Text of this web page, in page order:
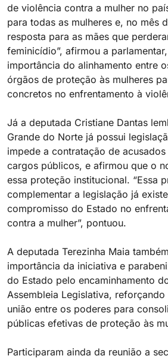
de violência contra a mulher no
para todas as mulheres e, no mês
resposta para as mães que
feminicídio”, afirmou a
importância do alinhamento entre
órgãos de proteção às mulheres
concretos no enfrentamento à
Já a deputada Cristiane Dantas
Grande do Norte já possui
impede a contratação de
cargos públicos, e afirmou que o
essa proteção institucional. “Essa
complementar a legislação já
compromisso do Estado no
contra a mulher”, pontuou.
A deputada Terezinha Maia
importância da iniciativa e
do Estado pelo encaminhamento
Assembleia Legislativa,
união entre os poderes para
públicas efetivas de proteção às
Participaram ainda da reunião a